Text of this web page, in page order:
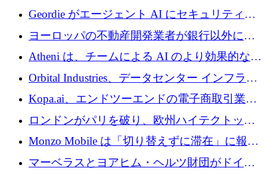
収、チェックアウト時にクレジットを提供
Geordie がエージェント AI にセキュリティと
ガバナンスをもたらすために 3,000 万ドルを
ヨーロッパの不動産開発業者が銀行以外にも
目を向けているため、InRentoの資金調達額は
1億ユーロを突破
Atheni は、チームによる AI のより効果的な使
用を支援するために 35 万ポンドを確保
Orbital Industries、データセンター インフラス
トラクチャ システムの拡張に 5,000 万ドルを
確保
Kopa.ai、エンドツーエンドの電子商取引業務
用の AI エージェントを構築するために 200
万ユーロを調達
ロンドンがパリを破り、欧州ハイテクトップ
の座を奪還
Monzo Mobile は「切り替えずに滞在」に報酬
を与える
マーベラスとヨアヒム・ヘルツ財団がドイツ